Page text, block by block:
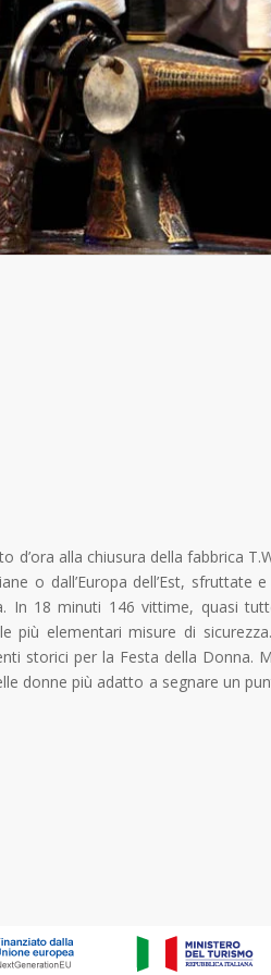
d’ora alla chiusura della fabbrica
o dall’Europa dell’Est, sfruttate
In 18 minuti 146 vittime, quasi
elementari misure di
storici per la Festa della Donna.
donne più adatto a segnare un